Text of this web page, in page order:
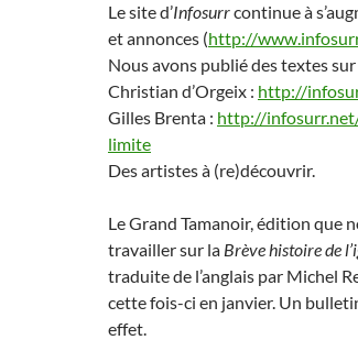
Le site d’Infosurrcontinue à
et annonces (http://
Nous avons publié des textes sur
Christian d’Orgeix : http://
Gilles Brenta : http://
limite
Des artistes à (re)découvrir.
Le Grand Tamanoir, édition que
travailler sur la Brève histoire de
traduite de l’anglais par Michel
cette fois-ci en janvier. Un
effet.